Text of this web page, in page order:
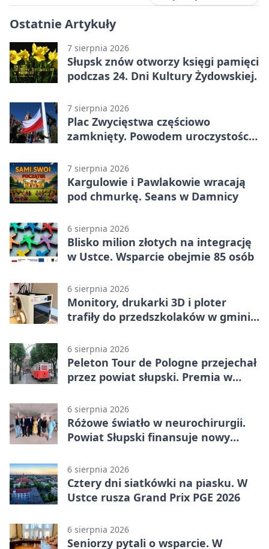
Ostatnie Artykuły
7 sierpnia 2026
Słupsk znów otworzy księgi pamięci
podczas 24. Dni Kultury Żydowskiej.
7 sierpnia 2026
Plac Zwycięstwa częściowo
zamknięty. Powodem uroczystości
7 sierpnia 2026
Kargulowie i Pawlakowie wracają
pod chmurkę. Seans w Damnicy
6 sierpnia 2026
Blisko milion złotych na integrację
w Ustce. Wsparcie obejmie 85 osób
6 sierpnia 2026
Monitory, drukarki 3D i ploter
trafiły do przedszkolaków w gminie
6 sierpnia 2026
Peleton Tour de Pologne przejechał
przez powiat słupski. Premia w
6 sierpnia 2026
Różowe światło w neurochirurgii.
Powiat Słupski finansuje nowy
6 sierpnia 2026
Cztery dni siatkówki na piasku. W
Ustce rusza Grand Prix PGE 2026
6 sierpnia 2026
Seniorzy pytali o wsparcie. W